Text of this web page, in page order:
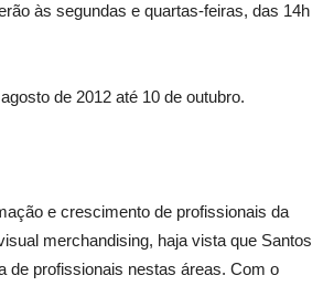
às segundas e quartas-feiras, das 14h
de 2012 até 10 de outubro.
e crescimento de profissionais da
merchandising, haja vista que Santos
de profissionais nestas áreas. Com o